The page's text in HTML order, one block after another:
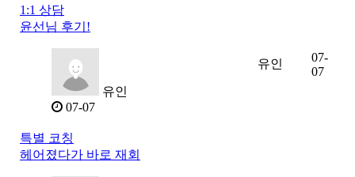
1:1 상담
윤선님 후기!
유인
07-07
유인
07-
07
특별 코칭
헤어졌다가 바로 재회